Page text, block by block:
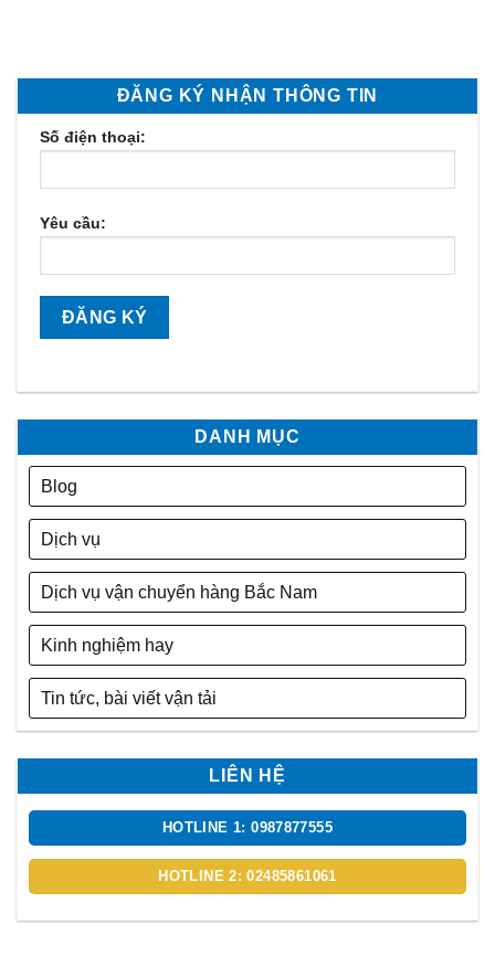
ĐĂNG KÝ NHẬN THÔNG TIN
Số điện thoại:
Yêu cầu:
DANH MỤC
Blog
Dịch vụ
Dịch vụ vận chuyển hàng Bắc Nam
Kinh nghiệm hay
Tin tức, bài viết vận tải
LIÊN HỆ
HOTLINE 1: 0987877555
HOTLINE 2: 02485861061